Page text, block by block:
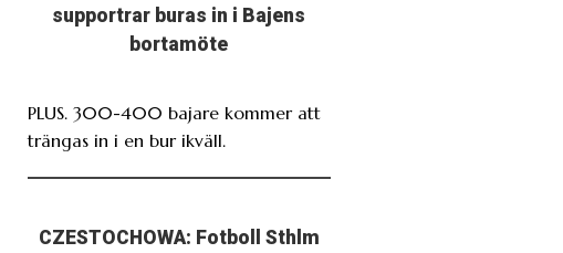
supportrar buras in i Bajens
bortamöte
PLUS. 300-400 bajare kommer att
trängas in i en bur ikväll.
CZESTOCHOWA: Fotboll Sthlm